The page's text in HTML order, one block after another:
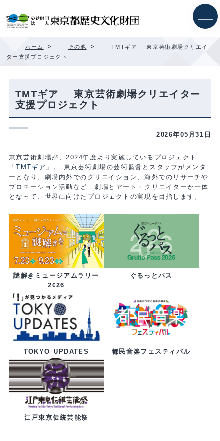
ホーム > その他 >
TMTギア ―東京芸術劇場クリエイ
ター支援プロジェクト
TMTギア ―東京芸術劇場クリエイター
支援プロジェクト
2026年05月31日
東京芸術劇場が、2024年度より実施しているプロジェクト
「TMTギア 」。 東京芸術劇場の芸術監督とスタッフがメンタ
ーとなり、劇場内外でのクリエイション、海外でのリサーチや
プロモーション活動など、劇場とアート・クリエイターが一体
となって、世界に向けたプロジェクトの実現を目指します。
謎解きミュージアムラリー
2026
ぐるっとパス
TOKYO UPDATES 都民音楽フェスティバル
江戸東京伝統芸能祭